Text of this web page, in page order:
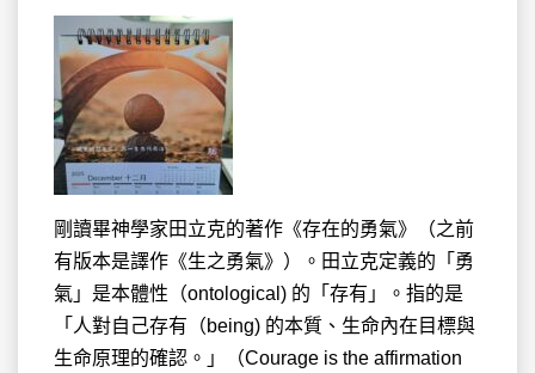
剛讀畢神學家田立克的著作《存在的勇氣》（之前
有版本是譯作《生之勇氣》）。田立克定義的「勇
氣」是本體性（ontological) 的「存有」。指的是
「人對自己存有（being) 的本質、生命內在目標與
生命原理的確認。」（Courage is the affirmation